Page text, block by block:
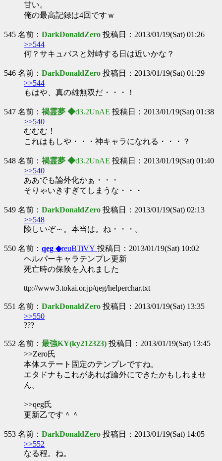
甘い。
俺の最高記録は4回ですｗ
545 名前： DarkDonaldZero 投稿日：2013/01/19(Sat) 01:26
>>544
何？サキュバスと対峙する日は近いかな？
546 名前： DarkDonaldZero 投稿日：2013/01/19(Sat) 01:29
>>544
もはや、真の雄無双だ・・・！
547 名前： 禍霊夢 ◆d3.2UnAE 投稿日：2013/01/19(Sat) 01:38
>>540
むむむ！
これはもしや・・・神キャラになれる・・・？
548 名前： 禍霊夢 ◆d3.2UnAE 投稿日：2013/01/19(Sat) 01:40
>>540
ああでも論外化かぁ・・・
そりゃいきすぎてしまうな・・・
549 名前： DarkDonaldZero 投稿日：2013/01/19(Sat) 02:13
>>548
険しいぞ～。本当は。ね・・・。
550 名前： qeg ◆reuBTiVY 投稿日：2013/01/19(Sat) 10:02
ヘルパーキャラテンプレ更新
死亡時の保険を入れました
ttp://www3.tokai.or.jp/qeg/helperchar.txt
551 名前： DarkDonaldZero 投稿日：2013/01/19(Sat) 13:35
>>550
???
552 名前： 最強KY(ky212323) 投稿日：2013/01/19(Sat) 13:45
>>Zero氏
本体ステート固定のテンプレですね。
エタドナもこれがあれば論外にできたかもしれませ
ん。
>>qeg氏
更新乙です＾＾
553 名前： DarkDonaldZero 投稿日：2013/01/19(Sat) 14:05
>>552
なる程。ね。